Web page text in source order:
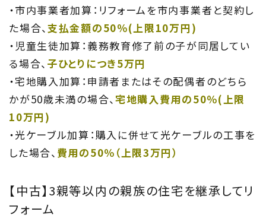
・市内事業者加算：リフォームを市内事業者と契約し
た場合、支払金額の50％(上限10万円)
・児童生徒加算：義務教育修了前の子が同居してい
る場合、 子ひとりにつき5万円
・宅地購入加算：申請者またはその配偶者のどちら
かが50歳未満の場合、 宅地購入費用の50％(上限
10万円)
・光ケーブル加算：購入に併せて光ケーブルの工事を
した場合、 費用の50％（上限3万円）
【中古】3親等以内の親族の住宅を継承してリ
フォーム